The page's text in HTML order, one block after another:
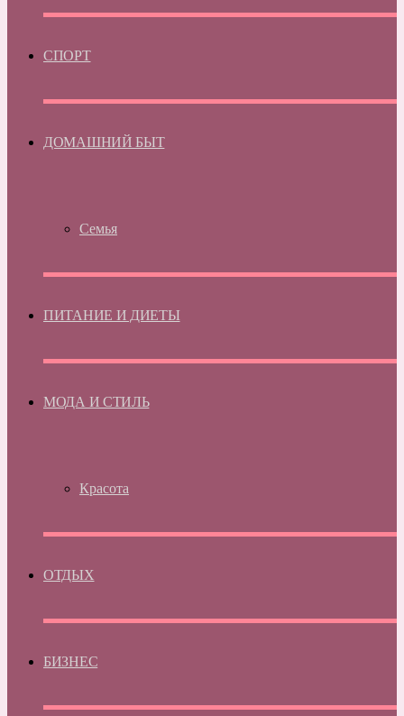
СПОРТ
ДОМАШНИЙ БЫТ
Семья
ПИТАНИЕ И ДИЕТЫ
МОДА И СТИЛЬ
Красота
ОТДЫХ
БИЗНЕС